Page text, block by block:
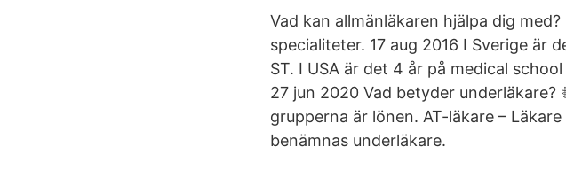
Vad kan allmänläkaren hjälpa dig
specialiteter. 17 aug 2016 I Sverige är
ST. I USA är det 4 år på medical
27 jun 2020 Vad betyder underläkare?
grupperna är lönen. AT-läkare –
benämnas underläkare.